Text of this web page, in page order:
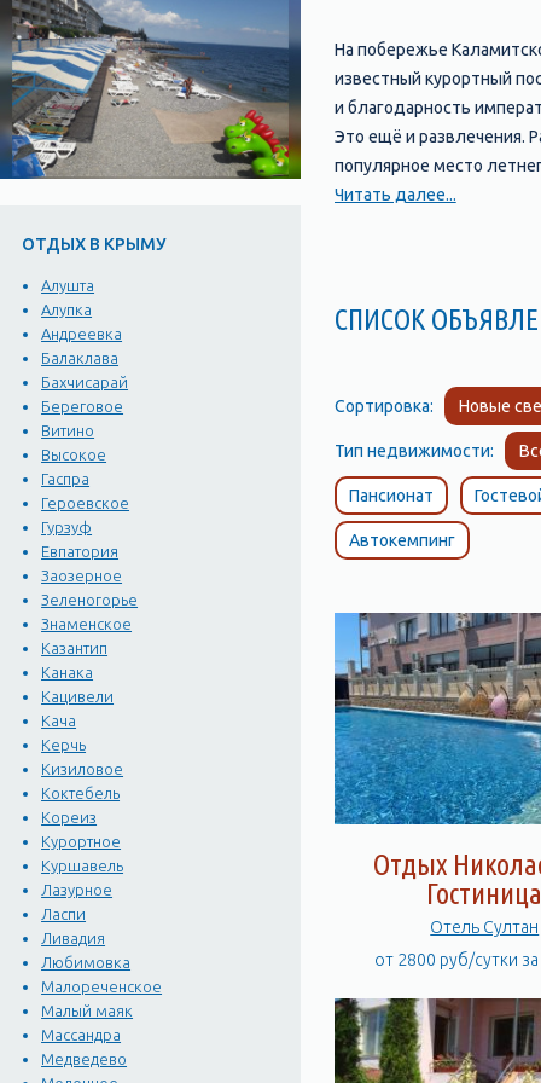
ОТДЫХ В КРЫМУ
Алушта
Алупка
Андреевка
Балаклава
Бахчисарай
Береговое
Витино
Высокое
Гаспра
Героевское
Гурзуф
Евпатория
Заозерное
Зеленогорье
Знаменское
Казантип
Канака
Кацивели
Кача
Керчь
Кизиловое
Коктебель
Кореиз
Курортное
Куршавель
Лазурное
Ласпи
Ливадия
Любимовка
Малореченское
Малый маяк
Массандра
Медведево
На побережье
известный курортный
и благодарность
Это ещё и развлечения.
популярное место
промышленного
секторе. Но где бы не
компактно
оставляют
подходящую по вкусу
способности. Отдых в
наслаждаться
выбором для
учреждения, отдых в
Читать далее...
СПИСОК
Сортировка: Новые
Тип недвижимости:
Пансионат
Автокемпинг
Отдых
Гостиница
Отель Султан
от 2800 руб/сутки